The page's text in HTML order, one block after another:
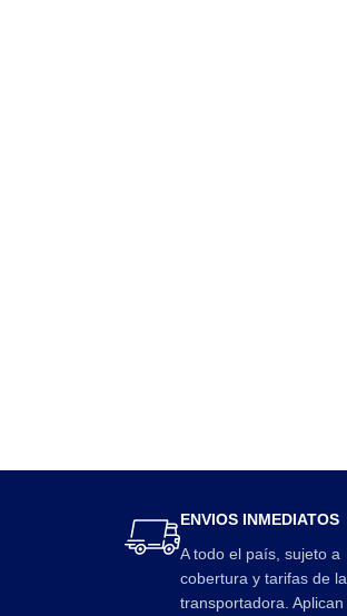
ENVIOS INMEDIATOS
A todo el país, sujeto a
cobertura y tarifas de la
transportadora. Aplican